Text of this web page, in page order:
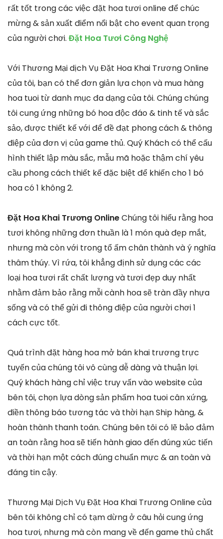
rất tốt trong các việc đặt hoa tươi online để chúc
mừng & sản xuất điểm nổi bật cho event quan trọng
của người chơi. Đặt Hoa Tươi Công Nghệ
Với Thương Mại dịch Vụ Đặt Hoa Khai Trương Online
của tôi, bạn có thể đơn giản lựa chọn và mua hàng
hoa tuoi từ danh mục đa dạng của tôi. Chúng chúng
tôi cung ứng những bó hoa độc đáo & tinh tế và sắc
sảo, được thiết kế với để đề đạt phong cách & thông
điệp của đơn vị của game thủ. Quý Khách có thể cấu
hình thiết lập màu sắc, mẫu mã hoặc thậm chí yêu
cầu phong cách thiết kế đặc biệt để khiến cho 1 bó
hoa có 1 không 2.
Đặt Hoa Khai Trương OnlineChúng tôi hiểu rằng hoa
tươi không những đơn thuần là 1 món quà đẹp mắt,
nhưng mà còn với trong tổ ấm chân thành và ý nghĩa
thâm thúy. Vì rứa, tôi khẳng định sử dụng các các
loại hoa tươi rất chất lượng và tươi đẹp duy nhất
nhằm đảm bảo rằng mỗi cành hoa sẽ tràn đầy nhựa
sống và có thể gửi đi thông điệp của người chơi 1
cách cực tốt.
Quá trình đặt hàng hoa mở bán khai trương trực
tuyến của chúng tôi vô cùng dễ dàng và thuận lợi.
Quý khách hàng chỉ việc truy vấn vào website của
bên tôi, chọn lựa dòng sản phẩm hoa tuoi cân xứng,
điền thông báo tương tác và thời hạn Ship hàng, &
hoàn thành thanh toán. Chúng bên tôi có lẽ bảo đảm
an toàn rằng hoa sẽ tiến hành giao đến đúng xúc tiến
và thời hạn một cách đúng chuẩn mực & an toàn và
đáng tin cậy.
Thương Mại Dịch Vụ Đặt Hoa Khai Trương Online của
bên tôi không chỉ có tạm dừng ở câu hỏi cung ứng
hoa tươi, nhưng mà còn mang về đến game thủ chất